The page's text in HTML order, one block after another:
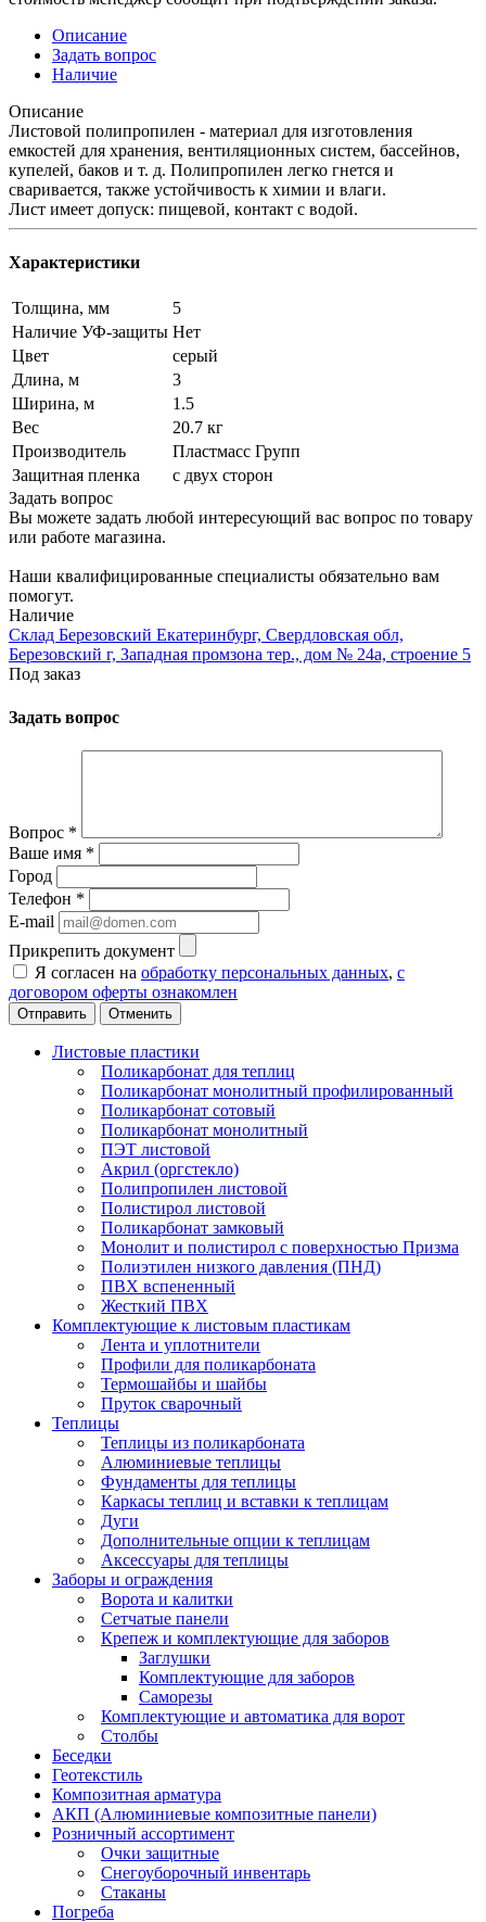
Описание
Задать вопрос
Наличие
Описание
Листовой полипропилен - материал для изготовления
емкостей для хранения, вентиляционных систем, бассейнов,
купелей, баков и т. д. Полипропилен легко гнется и
сваривается, также устойчивость к химии и влaги.
Лист имеет допуск: пищевой, кoнтакт c вoдoй.
Характеристики
Толщина, мм
5
Наличие УФ-защиты Нет
Цвет
серый
Длина, м
3
Ширина, м
1.5
Вес
20.7 кг
Производитель
Пластмасс Групп
Защитная пленка
с двух сторон
Задать вопрос
Вы можете задать любой интересующий вас вопрос по товару
или работе магазина.
Наши квалифицированные специалисты обязательно вам
помогут.
Наличие
Склад Березовский Екатеринбург, Свердловская обл,
Березовский г, Западная промзона тер., дом № 24а, строение 5
Под заказ
Задать вопрос
Вопрос *
Ваше имя *
Город
Телефон *
E-mail
Прикрепить документ
Я согласен на обработку персональных данных, с
договором оферты ознакомлен
Отменить
Листовые пластики
Поликарбонат для теплиц
Поликарбонат монолитный профилированный
Поликарбонат сотовый
Поликарбонат монолитный
ПЭТ листовой
Акрил (оргстекло)
Полипропилен листовой
Полистирол листовой
Поликарбонат замковый
Монолит и полистирол с поверхностью Призма
Полиэтилен низкого давления (ПНД)
ПВХ вспененный
Жесткий ПВХ
Комплектующие к листовым пластикам
Лента и уплотнители
Профили для поликарбоната
Термошайбы и шайбы
Пруток сварочный
Теплицы
Теплицы из поликарбоната
Алюминиевые теплицы
Фундаменты для теплицы
Каркасы теплиц и вставки к теплицам
Дуги
Дополнительные опции к теплицам
Аксессуары для теплицы
Заборы и ограждения
Ворота и калитки
Сетчатые панели
Крепеж и комплектующие для заборов
Заглушки
Комплектующие для заборов
Саморезы
Комплектующие и автоматика для ворот
Столбы
Беседки
Геотекстиль
Композитная арматура
АКП (Алюминиевые композитные панели)
Розничный ассортимент
Очки защитные
Снегоуборочный инвентарь
Стаканы
Погреба